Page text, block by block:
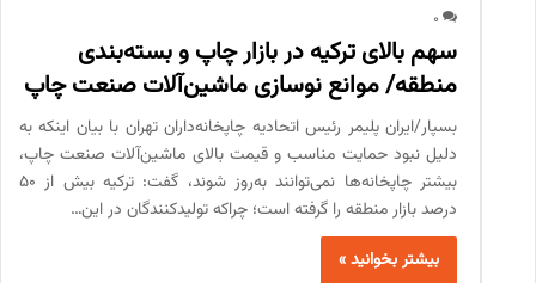
0
سهم بالای ترکیه در بازار چاپ و بسته‌بندی
منطقه/ موانع نوسازی ماشین‌آلات صنعت چاپ
بسپار/ایران پلیمر رئیس اتحادیه چاپخانه‌داران تهران با بیان اینکه به
دلیل نبود حمایت مناسب و قیمت بالای ماشین‌آلات صنعت چاپ،
بیشتر چاپخانه‌ها نمی‌توانند به‌روز شوند، گفت: ترکیه بیش از ۵۰
درصد بازار منطقه را گرفته است؛ چراکه تولیدکنندگان در این…
بیشتر بخوانید »